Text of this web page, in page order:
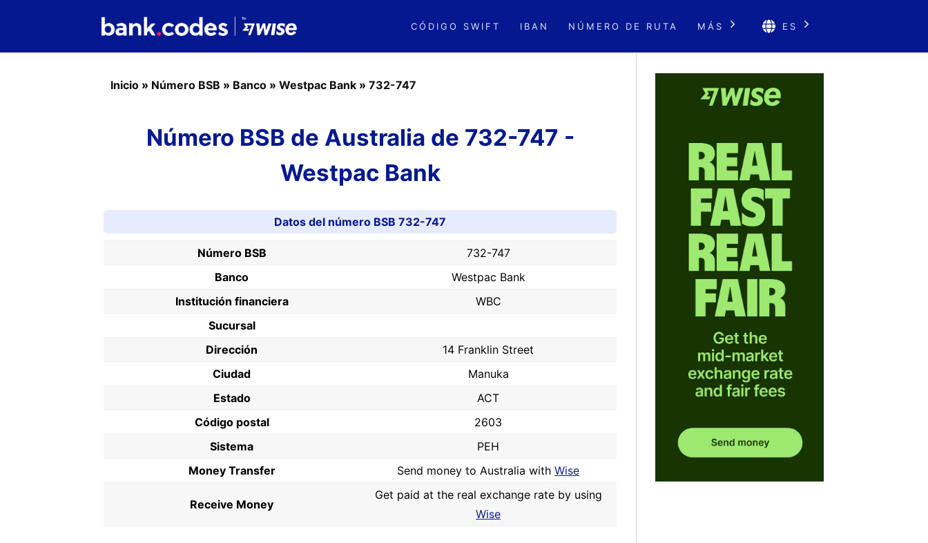
CÓDIGO SWIFT IBAN NÚMERO DE RUTA MÁS ES
Inicio » Número BSB » Banco » Westpac Bank » 732-747
Número BSB de Australia de 732-747 -
Westpac Bank
Datos del número BSB 732-747
Número BSB
732-747
Banco
Westpac Bank
Institución financiera
WBC
Sucursal
Dirección
14 Franklin Street
Ciudad
Manuka
Estado
ACT
Código postal
2603
Sistema
PEH
Money Transfer
Send money to Australia with Wise
Receive Money
Get paid at the real exchange rate by using
Wise